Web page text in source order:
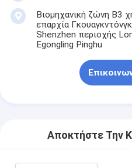
Βιομηχανική ζώνη B3
επαρχία
Shenzhen περιοχής
Egongling Pinghu
Αποκτήστε Την